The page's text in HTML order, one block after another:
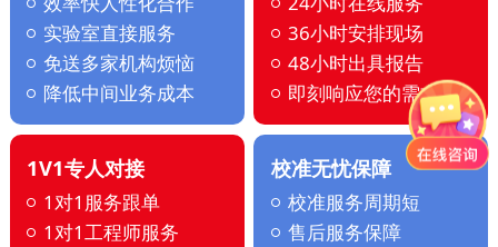
实验室直接服务
免送多家机构烦恼
降低中间业务成本
36小时安排现场
48小时出具报告
即刻响应您的需求
1V1专人对接
1对1服务跟单
1对1工程师服务
校准无忧保障
校准服务周期短
售后服务保障